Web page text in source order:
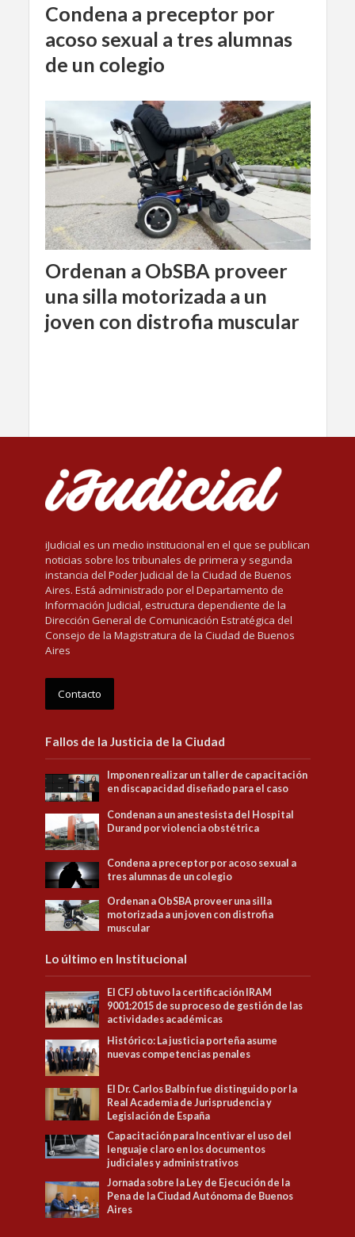
Condena a preceptor por
acoso sexual a tres alumnas
de un colegio
Ordenan a ObSBA proveer
una silla motorizada a un
joven con distrofia muscular
iJudicial es un medio institucional en el que se publican
noticias sobre los tribunales de primera y segunda
instancia del Poder Judicial de la Ciudad de Buenos
Aires. Está administrado por el Departamento de
Información Judicial, estructura dependiente de la
Dirección General de Comunicación Estratégica del
Consejo de la Magistratura de la Ciudad de Buenos
Aires
Contacto
Fallos de la Justicia de la Ciudad
Imponen realizar un taller de capacitación
en discapacidad diseñado para el caso
Condenan a un anestesista del Hospital
Durand por violencia obstétrica
Condena a preceptor por acoso sexual a
tres alumnas de un colegio
Ordenan a ObSBA proveer una silla
motorizada a un joven con distrofia
muscular
Lo último en Institucional
El CFJ obtuvo la certificación IRAM
9001:2015 de su proceso de gestión de las
actividades académicas
Histórico: La justicia porteña asume
nuevas competencias penales
El Dr. Carlos Balbín fue distinguido por la
Real Academia de Jurisprudencia y
Legislación de España
Capacitación para Incentivar el uso del
lenguaje claro en los documentos
judiciales y administrativos
Jornada sobre la Ley de Ejecución de la
Pena de la Ciudad Autónoma de Buenos
Aires